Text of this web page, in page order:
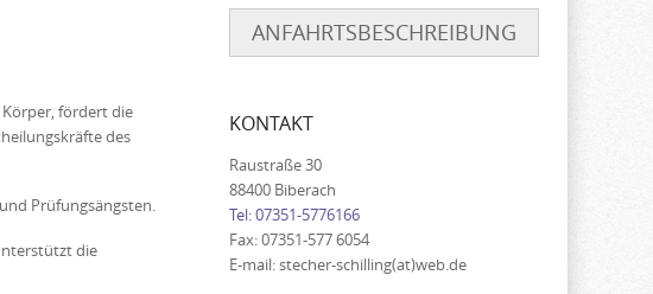
fördert die
des
Prüfungsängsten.
die
ANFAHRTSBESCHREIBUNG
KONTAKT
Raustraße 30
88400 Biberach
Tel: 07351-5776166
Fax: 07351-577 6054
E-mail: stecher-schilling(at)web.de